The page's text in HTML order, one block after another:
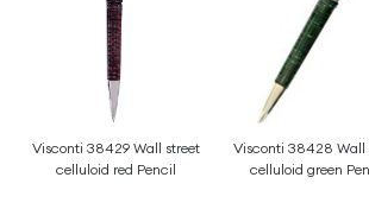
Visconti 38429 Wall street
celluloid red Pencil
Visconti 38428 Wall
celluloid green